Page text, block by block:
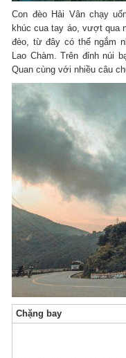
Con đèo Hải Vân chạy
khúc cua tay áo, vượt qua
đèo, từ đây có thể ngắm
Lao Chàm. Trên đỉnh núi
Quan cùng với nhiều câu
Chặng bay